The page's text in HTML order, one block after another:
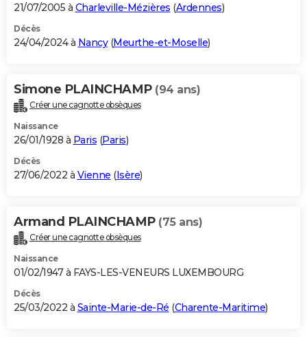
S'inscrire
Se connecter
Lycées
Collèges
Primaires
Universités
Entreprises
Service militaire
Avis de recherche
AVIS DE DÉCÈS
Bricolage
Lifestyle
Culture
Sport
Auto
Television
Voyage
Cinema
21/07/2005 à Charleville-Mézières (Ardennes)
Décès
24/04/2024 à Nancy(Meurthe-et-Moselle)
Simone PLAINCHAMP (94 ans)
Créer une cagnotte obsèques
Naissance
26/01/1928 à Paris (Paris)
Décès
27/06/2022 à Vienne (Isère)
Armand PLAINCHAMP (75 ans)
Créer une cagnotte obsèques
Naissance
01/02/1947 à FAYS-LES-VENEURS LUXEMBOURG
Décès
25/03/2022 à Sainte-Marie-de-Ré (Charente-Maritime)